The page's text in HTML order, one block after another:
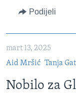
Podijeli
mart 13, 2025
Aid Mršić Tanja
Nobilo za